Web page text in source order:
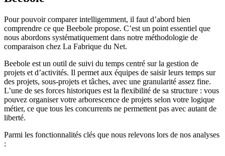
Pour pouvoir comparer intelligemment, il faut d’abord bien
comprendre ce que Beebole propose. C’est un point essentiel que
nous abordons systématiquement dans notre méthodologie de
comparaison chez La Fabrique du Net.
Beebole est un outil de suivi du temps centré sur la gestion de
projets et d’activités. Il permet aux équipes de saisir leurs temps sur
des projets, sous-projets et tâches, avec une granularité assez fine.
L’une de ses forces historiques est la flexibilité de sa structure : vous
pouvez organiser votre arborescence de projets selon votre logique
métier, ce que tous les concurrents ne permettent pas avec autant de
liberté.
Parmi les fonctionnalités clés que nous relevons lors de nos analyses
: